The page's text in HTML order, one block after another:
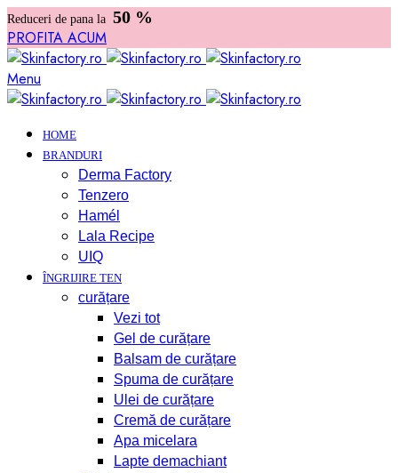
Reduceri de pana la 50 %
PROFITA ACUM
Menu
HOME
BRANDURI
Derma Factory
Tenzero
Hamél
Lala Recipe
UIQ
ÎNGRIJIRE TEN
curățare
Vezi tot
Gel de curățare
Balsam de curățare
Spuma de curățare
Ulei de curățare
Cremă de curățare
Apa micelara
Lapte demachiant